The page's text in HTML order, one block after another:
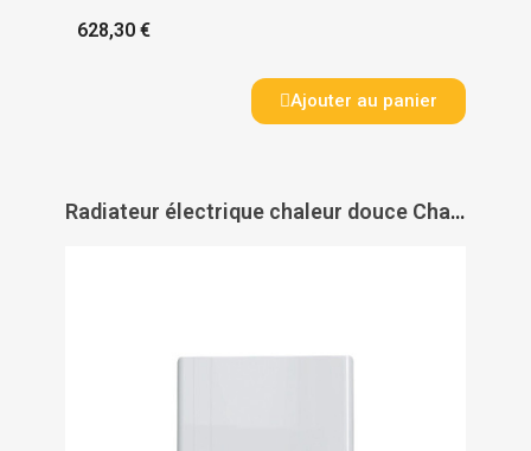
628,30 €
Ajouter au panier
Radiateur électrique chaleur douce Chamane horizontal - INTUIS